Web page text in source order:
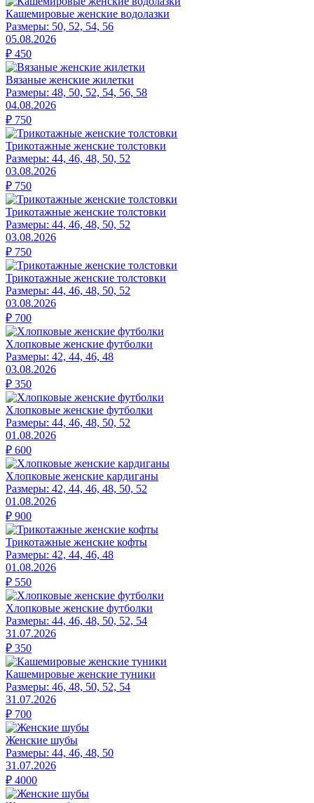
Кашемировые женские водолазки
Размеры: 50, 52, 54, 56
05.08.2026
₽ 450
Вязаные женские жилетки
Размеры: 48, 50, 52, 54, 56, 58
04.08.2026
₽ 750
Трикотажные женские толстовки
Размеры: 44, 46, 48, 50, 52
03.08.2026
₽ 750
Трикотажные женские толстовки
Размеры: 44, 46, 48, 50, 52
03.08.2026
₽ 750
Трикотажные женские толстовки
Размеры: 44, 46, 48, 50, 52
03.08.2026
₽ 700
Хлопковые женские футболки
Размеры: 42, 44, 46, 48
03.08.2026
₽ 350
Хлопковые женские футболки
Размеры: 44, 46, 48, 50, 52
01.08.2026
₽ 600
Хлопковые женские кардиганы
Размеры: 42, 44, 46, 48, 50, 52
01.08.2026
₽ 900
Трикотажные женские кофты
Размеры: 42, 44, 46, 48
01.08.2026
₽ 550
Хлопковые женские футболки
Размеры: 44, 46, 48, 50, 52, 54
31.07.2026
₽ 350
Кашемировые женские туники
Размеры: 46, 48, 50, 52, 54
31.07.2026
₽ 700
Женские шубы
Размеры: 44, 46, 48, 50
31.07.2026
₽ 4000